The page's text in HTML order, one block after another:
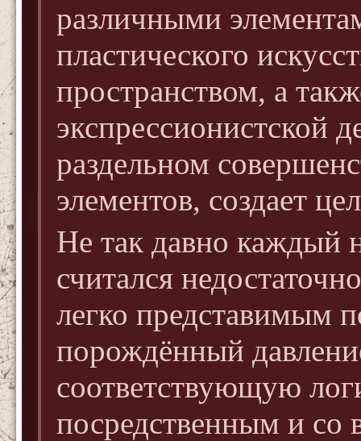
различными
пластического
пространством, а
экспрессионистской
раздельном
элементов, создает
Не так давно каждый
считался
легко представимым
порождённый
соответствующую
посредственным и со